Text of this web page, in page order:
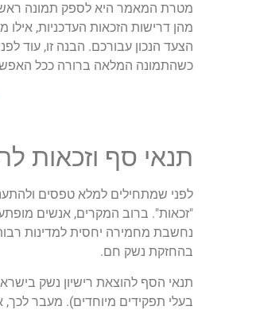
מטרת המאמר היא לספק תמונה
מהן דרישות הזכאות העדכניות, אילו
הצעד הנכון עבורכם. הבנה זו, עוד
כשהתמונה המלאה ברורה ככל
תנאי סף וזכאות
לפני שמתחילים למלא טפסים
"זכאות". ברוב המקרים, אנשים
נחשבת מחמירה יחסית למדינות רבות
בהחזקת נשק חם.
בעלי תפקידים מיוחדים). מעבר לכך,